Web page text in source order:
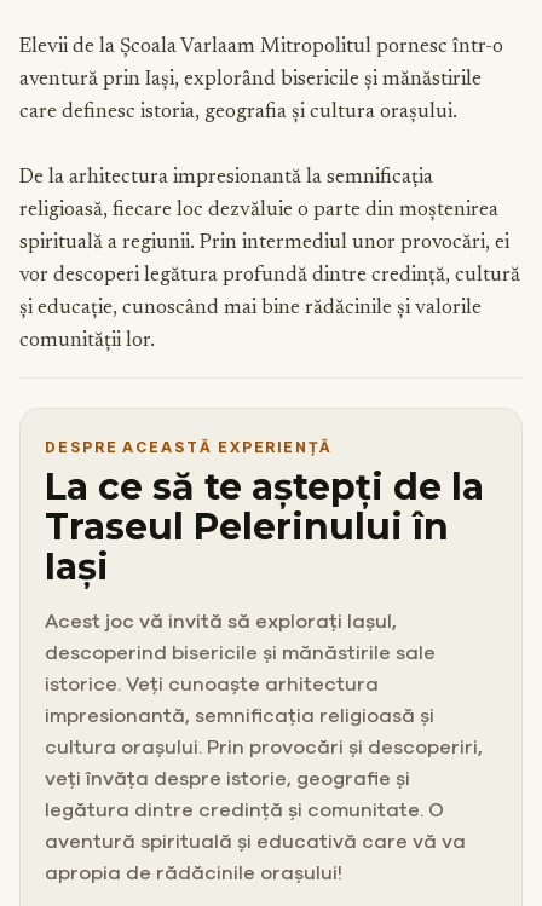
Elevii de la Școala Varlaam Mitropolitul pornesc într-o
aventură prin Iași, explorând bisericile și mănăstirile
care definesc istoria, geografia și cultura orașului.
De la arhitectura impresionantă la semnificația
religioasă, fiecare loc dezvăluie o parte din moștenirea
spirituală a regiunii. Prin intermediul unor provocări, ei
vor descoperi legătura profundă dintre credință, cultură
și educație, cunoscând mai bine rădăcinile și valorile
comunității lor.
DESPRE ACEASTĂ EXPERIENȚĂ
La ce să te aștepți de la
Traseul Pelerinului în
Iași
Acest joc vă invită să explorați Iașul,
descoperind bisericile și mănăstirile sale
istorice. Veți cunoaște arhitectura
impresionantă, semnificația religioasă și
cultura orașului. Prin provocări și descoperiri,
veți învăța despre istorie, geografie și
legătura dintre credință și comunitate. O
aventură spirituală și educativă care vă va
apropia de rădăcinile orașului!